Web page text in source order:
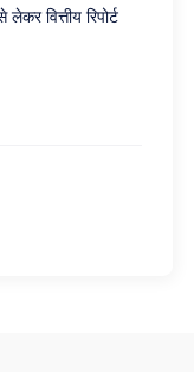
वित्तीय रिपोर्ट